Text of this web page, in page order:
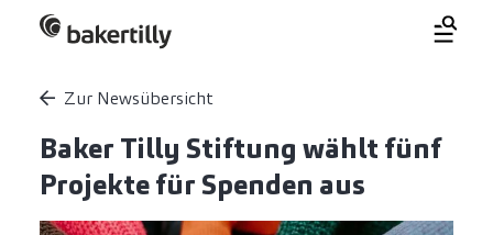
Zur Newsübersicht
Baker Tilly Stiftung wählt fünf
Projekte für Spenden aus